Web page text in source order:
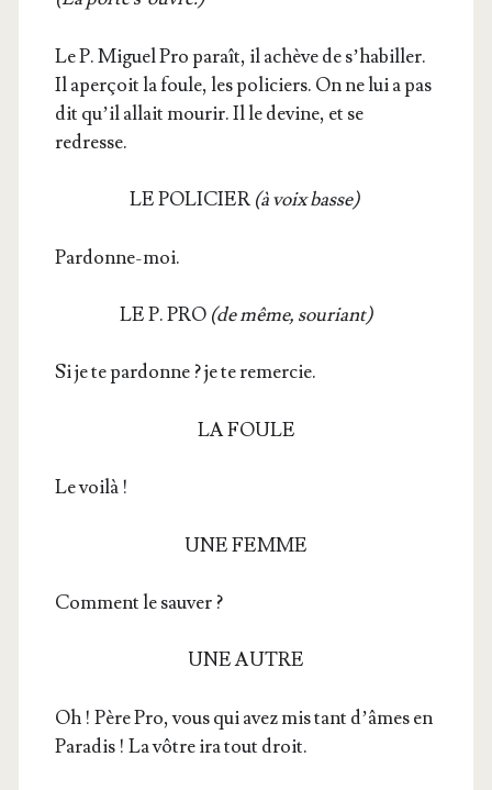
Le P. Miguel Pro paraît, il achève de s’ha­biller.
Il aper­çoit la foule, les poli­ciers. On ne lui a pas
dit qu’il allait mou­rir. Il le devine, et se
redresse.
LE POLICIER (à voix basse)
Par­donne-moi.
LE P. PRO (de même, sou­riant)
Si je te par­donne ? je te remercie.
LA FOULE
Le voi­là !
UNE FEMME
Com­ment le sauver ?
UNE AUTRE
Oh ! Père Pro, vous qui avez mis tant d’âmes en
Para­dis ! La vôtre ira tout droit.